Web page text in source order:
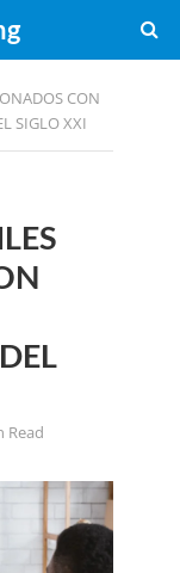
CON
SIGLO XXI
Read